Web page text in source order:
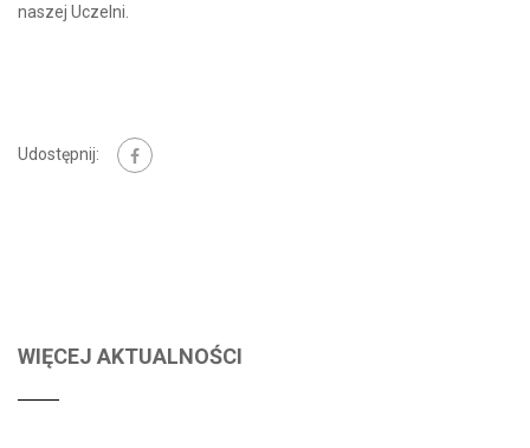
naszej Uczelni.
Udostępnij:
WIĘCEJ AKTUALNOŚCI